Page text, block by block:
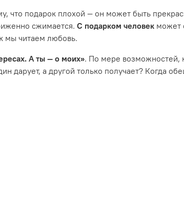
что подарок плохой — он может быть
сжимается. С подарком человек может
мы читаем любовь.
А ты — о моих». По мере возможностей,
дарует, а другой только получает? Когда